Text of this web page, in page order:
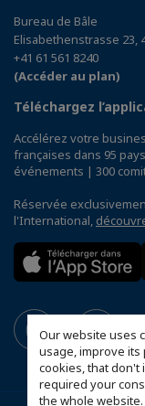
Our website uses
usage, improve its
cookies, that don't
required your
the whole
Bureau de Bâle
Elisabethenstrasse 23,
+41 61 561 8240
(Accéder au plan)
Téléchargez
Accélérez votre
françaises dans 95
événements | 300
Réservée
l'International,